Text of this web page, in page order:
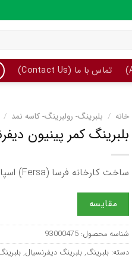
تماس با ما (Contact Us)
خانه / بلبرینگ- رولبرینگ- کاسه نمد /
بلبرینگ کمر پینیون
ساخت کارخانه فرسا (Fersa) اسپانیا
مقایسه
شناسه محصول: 93000475
دسته: بلبرینگ, بلبرینگ دیفرنسیال,